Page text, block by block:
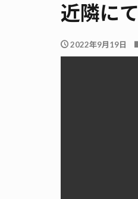
近隣にて
2022年9月19日